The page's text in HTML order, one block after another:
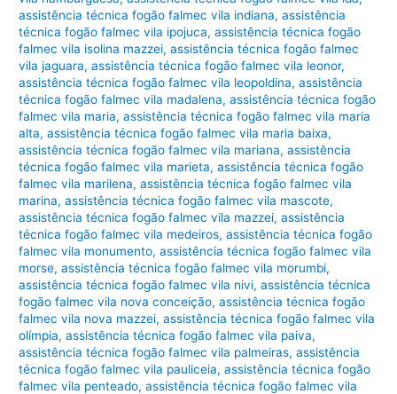
assistência técnica fogão falmec vila indiana,assistência
técnica fogão falmec vila ipojuca,assistência técnica fogão
falmec vila isolina mazzei,assistência técnica fogão falmec
vila jaguara,assistência técnica fogão falmec vila leonor,
assistência técnica fogão falmec vila leopoldina,assistência
técnica fogão falmec vila madalena,assistência técnica fogão
falmec vila maria,assistência técnica fogão falmec vila maria
alta,assistência técnica fogão falmec vila maria baixa,
assistência técnica fogão falmec vila mariana,assistência
técnica fogão falmec vila marieta,assistência técnica fogão
falmec vila marilena,assistência técnica fogão falmec vila
marina,assistência técnica fogão falmec vila mascote,
assistência técnica fogão falmec vila mazzei,assistência
técnica fogão falmec vila medeiros,assistência técnica fogão
falmec vila monumento,assistência técnica fogão falmec vila
morse,assistência técnica fogão falmec vila morumbi,
assistência técnica fogão falmec vila nivi,assistência técnica
fogão falmec vila nova conceição,assistência técnica fogão
falmec vila nova mazzei,assistência técnica fogão falmec vila
olímpia,assistência técnica fogão falmec vila paiva,
assistência técnica fogão falmec vila palmeiras,assistência
técnica fogão falmec vila pauliceia,assistência técnica fogão
falmec vila penteado,assistência técnica fogão falmec vila